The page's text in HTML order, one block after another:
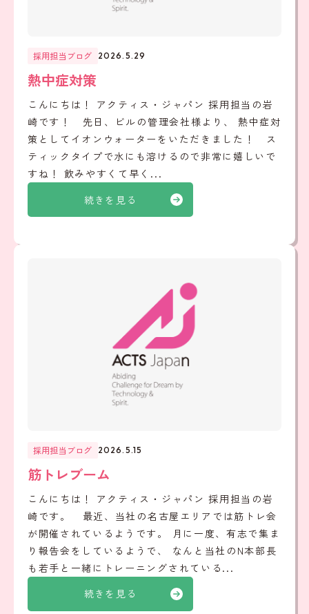
続きを見る
採用担当ブログ 2026.5.29
熱中症対策
こんにちは！ アクティス・ジャパン 採用担当の岩
崎です！ 先日、ビルの管理会社様より、 熱中症対
策としてイオンウォーターをいただきました！ ス
ティックタイプで水にも溶けるので非常に嬉しいで
すね！ 飲みやすくて早く...
続きを見る
採用担当ブログ 2026.5.15
筋トレブーム
こんにちは！ アクティス・ジャパン 採用担当の岩
崎です。 最近、当社の名古屋エリアでは筋トレ会
が開催されているようです。 月に一度、有志で集ま
り報告会をしているようで、 なんと当社のN本部長
も若手と一緒にトレーニングされている...